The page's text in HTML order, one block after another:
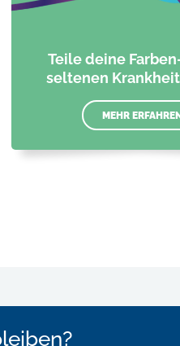
Teile deine
seltenen
MEHR